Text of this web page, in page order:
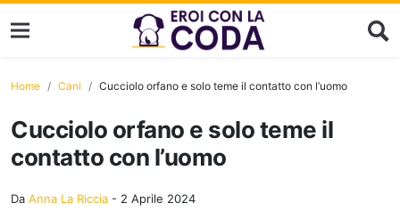
Home Cani Cucciolo orfano e solo teme il contatto con l’uomo
Cucciolo orfano e solo teme il
contatto con l’uomo
Da Anna La Riccia - 2 Aprile 2024